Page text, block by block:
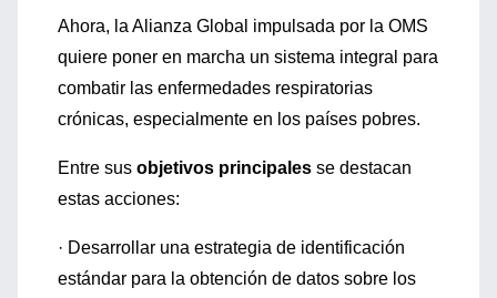
Ahora, la Alianza Global impulsada por la OMS
quiere poner en marcha un sistema integral para
combatir las enfermedades respiratorias
crónicas, especialmente en los países pobres.
Entre sus objetivos principales se destacan
estas acciones:
· Desarrollar una estrategia de identificación
estándar para la obtención de datos sobre los